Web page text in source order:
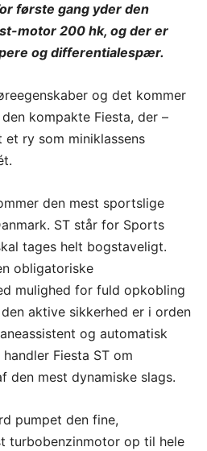
første gang yder den
motor 200 hk, og der er
og differentialespær.
og det kommer
kompakte Fiesta, der –
ry som miniklassens
den mest sportslige
ST står for Sports
tages helt bogstaveligt.
obligatoriske
mulighed for fuld opkobling
aktive sikkerhed er i orden
og automatisk
Fiesta ST om
den mest dynamiske slags.
pumpet den fine,
turbobenzinmotor op til hele